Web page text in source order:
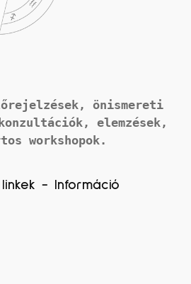
önismereti
workshopok.
- Információ